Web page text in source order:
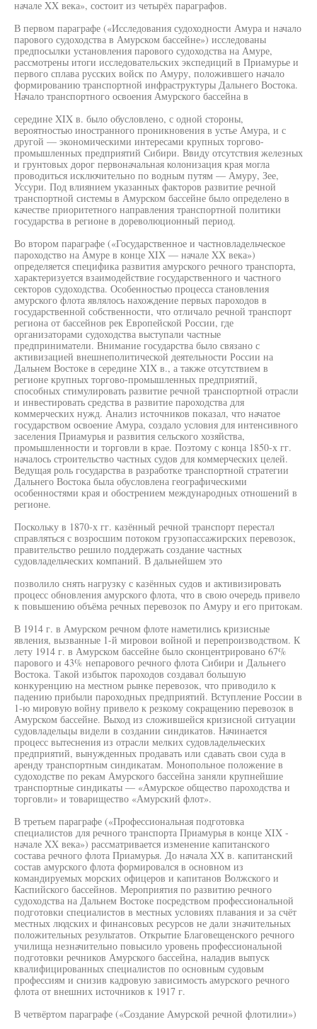
начале XX века», состоит из четырёх параграфов.
В первом параграфе («Исследования судоходности Амура и начало
парового судоходства в Амурском бассейне») исследованы
предпосылки установления парового судоходства на Амуре,
рассмотрены итоги исследовательских экспедиций в Приамурье и
первого сплава русских войск по Амуру, положившего начало
формированию транспортной инфраструктуры Дальнего Востока.
Начало транспортного освоения Амурского бассейна в
середине XIX в. было обусловлено, с одной стороны,
вероятностью иностранного проникновения в устье Амура, и с
другой — экономическими интересами крупных торгово-
промышленных предприятий Сибири. Ввиду отсутствия железных
и грунтовых дорог первоначальная колонизация края могла
проводиться исключительно по водным путям — Амуру, Зее,
Уссури. Под влиянием указанных факторов развитие речной
транспортной системы в Амурском бассейне было определено в
качестве приоритетного направления транспортной политики
государства в регионе в дореволюционный период.
Во втором параграфе («Государственное и частновладельческое
пароходство на Амуре в конце XIX — начале XX века»)
определяется специфика развития амурского речного транспорта,
характеризуется взаимодействие государственного и частного
секторов судоходства. Особенностью процесса становления
амурского флота являлось нахождение первых пароходов в
государственной собственности, что отличало речной транспорт
региона от бассейнов рек Европейской России, где
организаторами судоходства выступали частные
предприниматели. Внимание государства было связано с
активизацией внешнеполитической деятельности России на
Дальнем Востоке в середине XIX в., а также отсутствием в
регионе крупных торгово-промышленных предприятий,
способных стимулировать развитие речной транспортной отрасли
и инвестировать средства в развитие пароходства для
коммерческих нужд. Анализ источников показал, что начатое
государством освоение Амура, создало условия для интенсивного
заселения Приамурья и развития сельского хозяйства,
промышленности и торговли в крае. Поэтому с конца 1850-х гг.
началось строительство частных судов для коммерческих целей.
Ведущая роль государства в разработке транспортной стратегии
Дальнего Востока была обусловлена географическими
особенностями края и обострением международных отношений в
регионе.
Поскольку в 1870-х гг. казённый речной транспорт перестал
справляться с возросшим потоком грузопассажирских перевозок,
правительство решило поддержать создание частных
судовладельческих компаний. В дальнейшем это
позволило снять нагрузку с казённых судов и активизировать
процесс обновления амурского флота, что в свою очередь привело
к повышению объёма речных перевозок по Амуру и его притокам.
В 1914 г. в Амурском речном флоте наметились кризисные
явления, вызванные 1-й мировои войной и перепроизводством. К
лету 1914 г. в Амурском бассейне было сконцентрировано 67%
парового и 43% непарового речного флота Сибири и Дальнего
Востока. Такой избыток пароходов создавал большую
конкуренцию на местном рынке перевозок, что приводило к
падению прибыли пароходных предприятий. Вступление России в
1-ю мировую войну привело к резкому сокращению перевозок в
Амурском бассейне. Выход из сложившейся кризисной ситуации
судовладельцы видели в создании синдикатов. Начинается
процесс вытеснения из отрасли мелких судовладельческих
предприятий, вынужденных продавать или сдавать свои суда в
аренду транспортным синдикатам. Монопольное положение в
судоходстве по рекам Амурского бассейна заняли крупнейшие
транспортные синдикаты — «Амурское общество пароходства и
торговли» и товарищество «Амурский флот».
В третьем параграфе («Профессиональная подготовка
специалистов для речного транспорта Приамурья в конце XIX -
начале XX века») рассматривается изменение капитанского
состава речного флота Приамурья. До начала XX в. капитанский
состав амурского флота формировался в основном из
командируемых морских офицеров и капитанов Волжского и
Каспийского бассейнов. Мероприятия по развитию речного
судоходства на Дальнем Востоке посредством профессиональной
подготовки специалистов в местных условиях плавания и за счёт
местных людских и финансовых ресурсов не дали значительных
положительных результатов. Открытие Благовещенского речного
училища незначительно повысило уровень профессиональной
подготовки речников Амурского бассейна, наладив выпуск
квалифицированных специалистов по основным судовым
профессиям и снизив кадровую зависимость амурского речного
флота от внешних источников к 1917 г.
В четвёртом параграфе («Создание Амурской речной флотилии»)